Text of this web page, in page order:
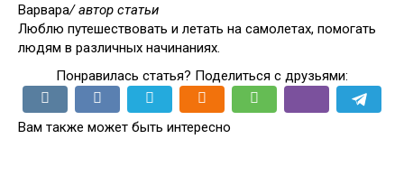
Варвара/ автор статьи
Люблю путешествовать и летать на самолетах, помогать
людям в различных начинаниях.
Понравилась статья? Поделиться с друзьями:
Вам также может быть интересно